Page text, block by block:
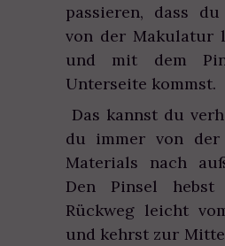
passieren, dass
von der Makulatur
und mit dem
Unterseite kommst.
Das kannst du
du immer von
Materials nach
Den Pinsel
Rückweg leicht
und kehrst zur